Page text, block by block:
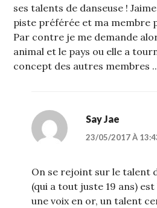
ses talents de danseuse !
piste préférée et ma membre
Par contre je me demande
animal et le pays ou elle a
concept des autres membres ..
Say Jae
23/05/2017 À
On se rejoint sur le talent
(qui a tout juste 19 ans)
une voix en or, un talent